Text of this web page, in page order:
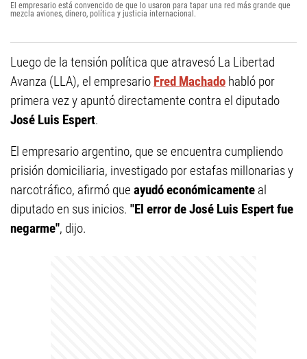
El empresario está convencido de que lo usaron para tapar una red más grande que
mezcla aviones, dinero, política y justicia internacional.
Luego de la tensión política que atravesó La Libertad
Avanza (LLA), el empresario Fred Machado habló por
primera vez y apuntó directamente contra el diputado
José Luis Espert.
El empresario argentino, que se encuentra cumpliendo
prisión domiciliaria, investigado por estafas millonarias y
narcotráfico, afirmó que ayudó económicamente al
diputado en sus inicios. "El error de José Luis Espert fue
negarme", dijo.